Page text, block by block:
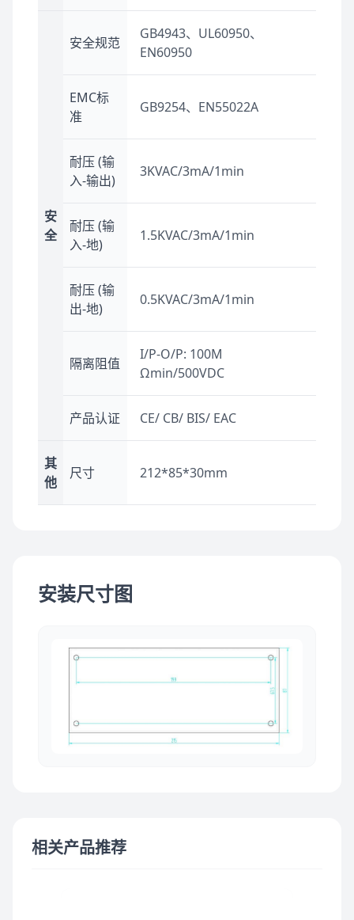
安
全
安全规范
GB4943、UL60950、
EN60950
EMC标
准
GB9254、EN55022A
耐压 (输
入-输出)
3KVAC/3mA/1min
耐压 (输
入-地)
1.5KVAC/3mA/1min
耐压 (输
出-地)
0.5KVAC/3mA/1min
隔离阻值
I/P-O/P: 100M
Ωmin/500VDC
产品认证 CE/ CB/ BIS/ EAC
其
他
尺寸 212*85*30mm
安装尺寸图
相关产品推荐